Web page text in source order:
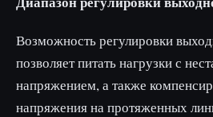
Возможность регулировки
позволяет питать нагрузки с
напряжением, а также
напряжения на протяженных